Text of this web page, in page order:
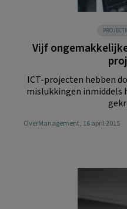
Vijf
ICT-projecten hebben
mislukkingen inmiddels
OverManagement, 16 april 2015